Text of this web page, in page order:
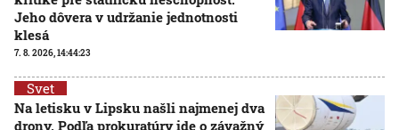
Jeho dôvera v udržanie jednotnosti
klesá
7. 8. 2026, 14:44:23
Svet
Na letisku v Lipsku našli najmenej dva
drony. Podľa prokuratúry ide o závažný